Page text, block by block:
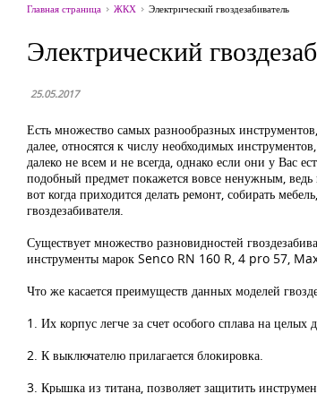
Главная страница ЖКХ Электрический гвоздезабиватель
Электрический
25.05.2017
Есть множество самых разнообразных
далее, относятся к числу необходимых
далеко не всем и не всегда, однако если они у Вас
подобный предмет покажется вовсе ненужным,
вот когда приходится делать ремонт, собирать
гвоздезабивателя.
Существует множество разновидностей
инструменты марок Senco RN 160 R, 4 pro 57,
Что же касается преимуществ данных моделей
1. Их корпус легче за счет особого сплава на
2. К выключателю прилагается блокировка.
3. Крышка из титана, позволяет защитить